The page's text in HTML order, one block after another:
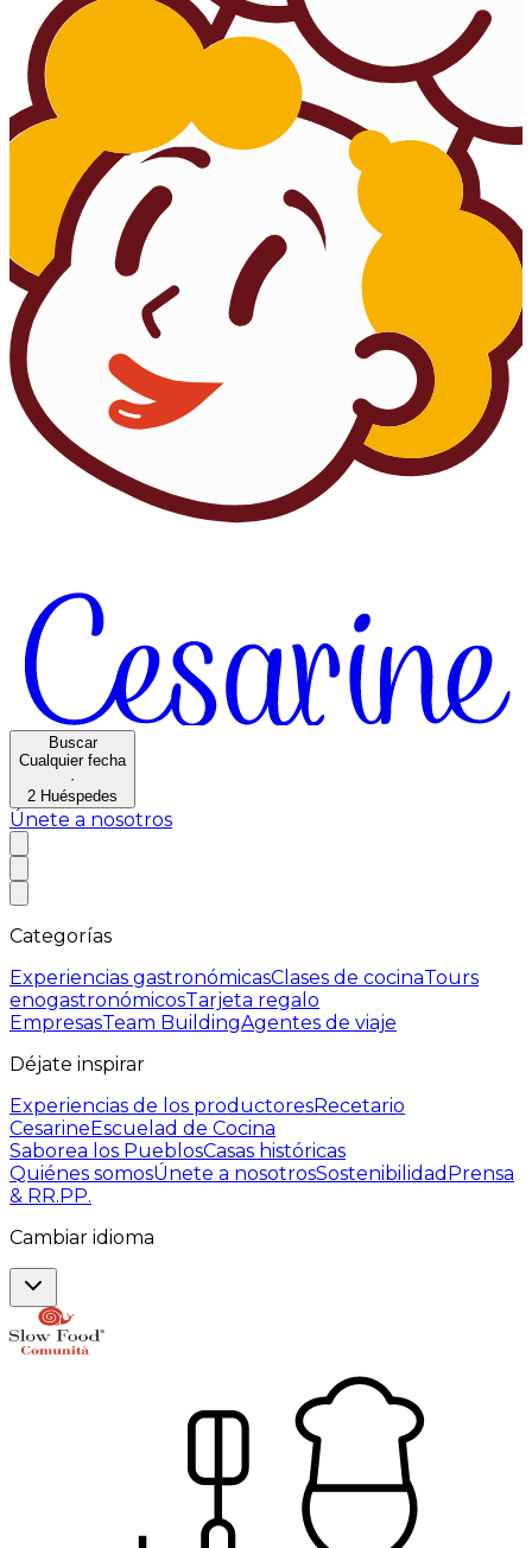
Buscar
Cualquier fecha
·
2 Huéspedes
Únete a nosotros
Categorías
Experiencias gastronómicasClases de cocinaTours
enogastronómicosTarjeta regalo
EmpresasTeam BuildingAgentes de viaje
Déjate inspirar
Experiencias de los productoresRecetario
CesarineEscuelad de Cocina
Saborea los PueblosCasas históricas
Quiénes somosÚnete a nosotrosSostenibilidad Prensa
& RR.PP.
Cambiar idioma